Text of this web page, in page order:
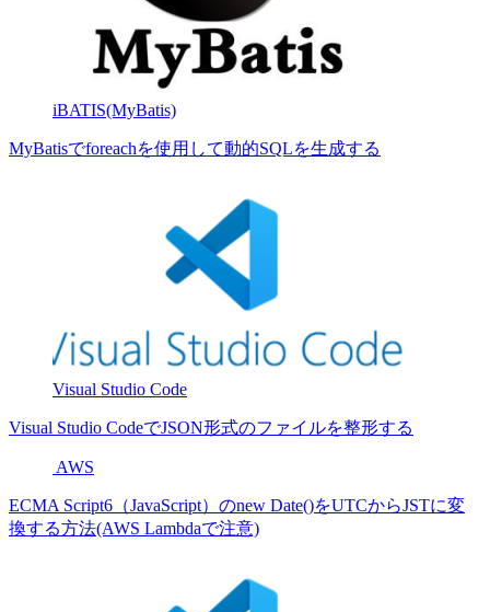
iBATIS(MyBatis)
MyBatisでforeachを使用して動的SQLを生成する
Visual Studio Code
Visual Studio CodeでJSON形式のファイルを整形する
AWS
ECMA Script6（JavaScript）のnew Date()をUTCからJSTに変
換する方法(AWS Lambdaで注意)